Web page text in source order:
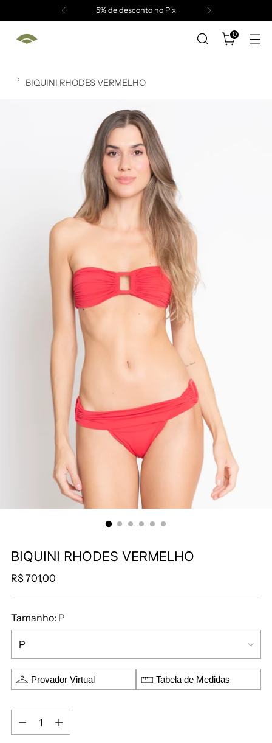
5% de desconto no Pix
0
BIQUINI RHODES VERMELHO
BIQUINI RHODES VERMELHO
R$ 701,00
Tamanho: P
Provador Virtual Tabela de Medidas